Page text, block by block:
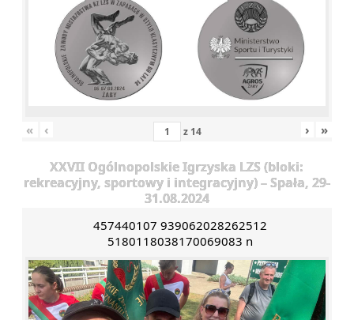
« ‹ z 14 › »
XXVII Ogólnopolskie Igrzyska LZS (bloki:
rekreacyjny, sportowy i integracyjny) – Spała, 29-
31.08.2024
457440107 939062028262512
5180118038170069083 n